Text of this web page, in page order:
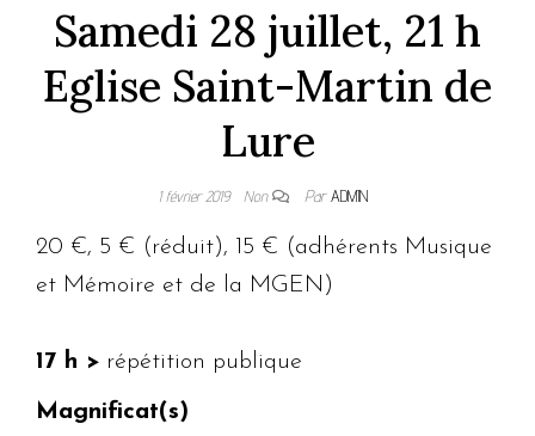
Samedi 28 juillet, 21 h
Eglise Saint-Martin de
Lure
1 février 2019 Non ParADMIN
20 €, 5 € (réduit), 15 € (adhérents Musique
et Mémoire et de la MGEN)
17 h > répétition publique
Magnificat(s)